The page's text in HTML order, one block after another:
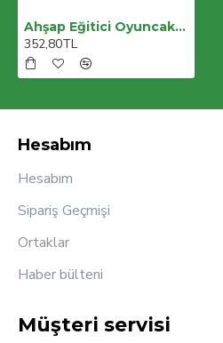
Ahşap Eğitici Oyuncak 6aly92
352,80TL
Hesabım
Hesabım
Sipariş Geçmişi
Ortaklar
Haber bülteni
Müşteri servisi